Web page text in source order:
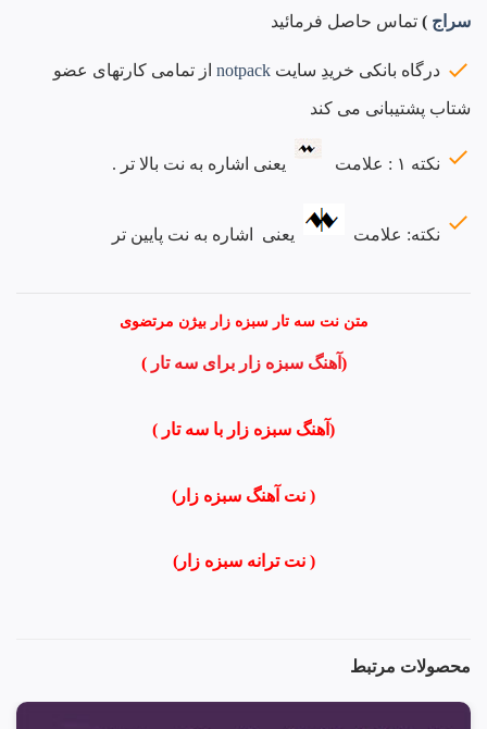
سراج ) تماس حاصل فرمائید
درگاه بانکی خریدِ سایت notpack از تمامی کارتهای عضو
شتاب پشتیبانی می کند
نکته ۱ : علامت یعنی اشاره به نت بالا تر .
نکته: علامت یعنی اشاره به نت پایین تر
متن نت سه تار سبزه زار بیژن مرتضوی
( آهنگ سبزه زار برای سه تار)
(آهنگ سبزه زار با سه تار )
( نت آهنگ سبزه زار )
( نت ترانه سبزه زار)
محصولات مرتبط